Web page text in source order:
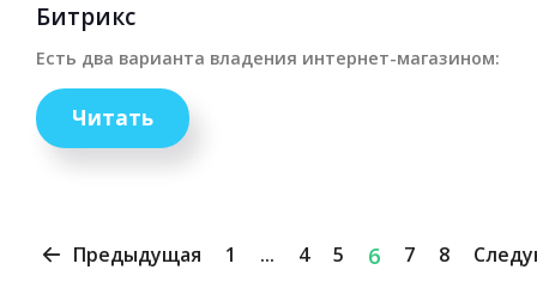
Битрикс
Есть два варианта владения интернет-магазином:
Читать
Предыдущая 1 ... 4 5 6 7 8